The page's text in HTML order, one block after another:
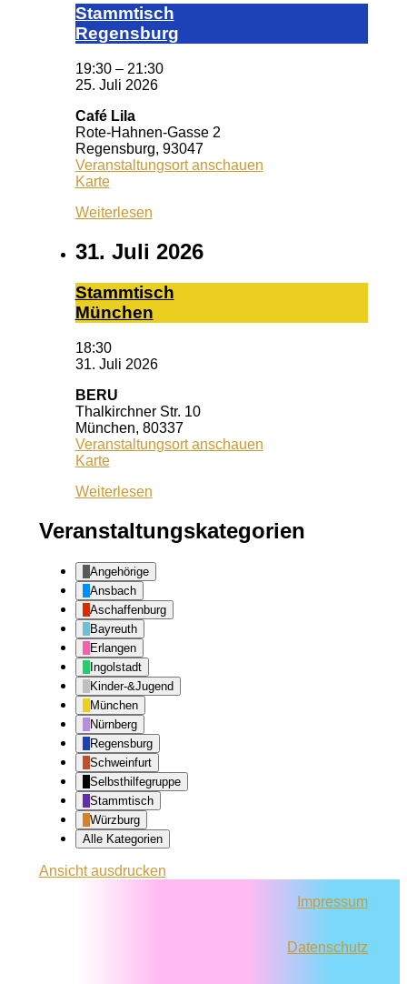
Stamm­tisch
Reg­ens­burg
19:30 – 21:30
25. Juli 2026
Café Lila
Rote-Hahnen-Gasse 2
Regensburg, 93047
Veranstaltungsort anschauen
KarteCafé
Weiterlesen
31. Juli 2026
Stamm­tisch
Mün­chen
18:30
31. Juli 2026
BERU
Thalkirchner Str. 10
München, 80337
Veranstaltungsort anschauen
KarteBERU
Weiterlesen
Veranstaltungskategorien
Angehörige
Ansbach
Aschaffenburg
Bayreuth
Erlangen
Ingolstadt
Kinder-&Jugend
München
Nürnberg
Regensburg
Schweinfurt
Selbsthilfegruppe
Stammtisch
Würzburg
Alle Kategorien
Ansichtausdrucken
Impressum
Datenschutz